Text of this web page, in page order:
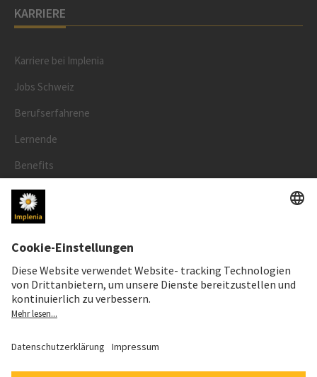
KARRIERE
Karriere bei Implenia
Jobs Schweiz
Berufserfahrene
Lernende
Benefits
RECHTLICHES
Cookie- und Social-Media-Richtlinie
Cookie-Einstellungen